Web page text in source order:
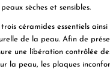
sèches et sensibles.
céramides essentiels ainsi
de la peau. Afin de
une libération contrôlée
la peau, les plaques